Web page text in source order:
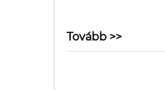
Tovább >>